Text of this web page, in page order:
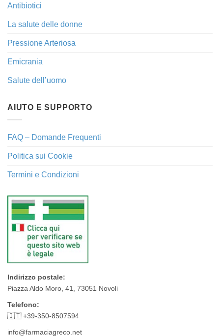
Antibiotici
La salute delle donne
Pressione Arteriosa
Emicrania
Salute dell’uomo
AIUTO E SUPPORTO
FAQ – Domande Frequenti
Politica sui Cookie
Termini e Condizioni
Indirizzo postale:
Piazza Aldo Moro, 41, 73051 Novoli
Telefono:
🇮🇹 +39-350-8507594
info@farmaciagreco.net